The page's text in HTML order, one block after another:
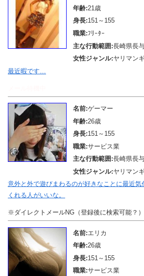
年齢:21歳
身長:151～155
職業:ﾌﾘｰﾀｰ
主な行動範囲:長崎県長
女性ジャンル:ヤリマン
最近暇です…
名前:ゲーマー
年齢:26歳
身長:151～155
職業:サービス業
主な行動範囲:長崎県長
女性ジャンル:ヤリマン
意外と外で遊びまわるのが好きなことに最近気
くれる人がいいな。
※ダイレクトメールNG（登録後に検索可能？）
名前:エリカ
年齢:26歳
身長:151～155
職業:サービス業